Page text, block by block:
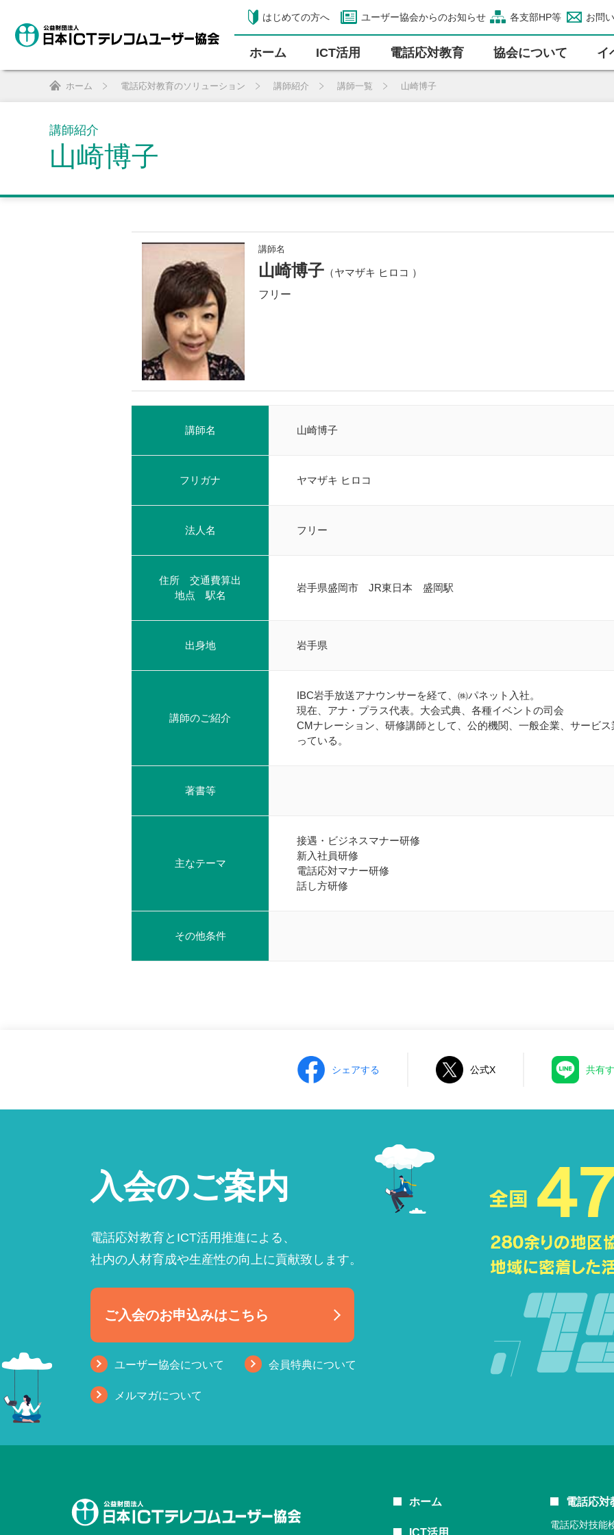
はじめての方へ ユーザー協会からのお知らせ 各支部HP等 お問
ホーム ICT活⽤ 電話応対教育 協会について イ
ホーム 電話応対教育のソリューション 講師紹介 講師一覧 山崎博子
講師紹介
山崎博子
講師名
山崎博子 （ヤマザキ ヒロコ ）
フリー
講師名 山崎博子
フリガナ ヤマザキ ヒロコ
法人名 フリー
住所 交通費算出
地点 駅名
岩手県盛岡市 JR東日本 盛岡駅
出身地 岩手県
講師のご紹介
IBC岩手放送アナウンサーを経て、㈱パネット入社。
現在、アナ・プラス代表。大会式典、各種イベントの司会
CMナレーション、研修講師として、公的機関、一般企業、サービ
っている。
著書等
主なテーマ
接遇・ビジネスマナー研修
新入社員研修
電話応対マナー研修
話し方研修
その他条件
シェアする 公式X 共有
入会のご案内
電話応対教育とICT活用推進による、
社内の人材育成や生産性の向上に貢献致します。
ご入会のお申込みはこちら
ユーザー協会について 会員特典について
メルマガについて
ホーム
ICT活用
電話応対
電話応対技能